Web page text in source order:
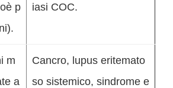
p
iasi COC.
m
a
Cancro, lupus eritemato
so sistemico, sindrome e